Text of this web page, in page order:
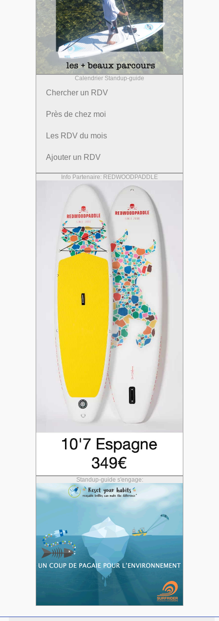
Calendrier Standup-guide
Chercher un RDV
Près de chez moi
Les RDV du mois
Ajouter un RDV
Info Partenaire: REDWOODPADDLE
Standup-guide s'engage: